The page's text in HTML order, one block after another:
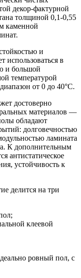
декор-фактурной
толщиной 0,1-0,55
каменной
и
использоваться в
и большой
температурой
от 0 до 40°С.
достоверно
материалов —
обладают
долговечностью
ламината
К дополнительным
антистатическое
устойчивость к
делится на три
клеевой
ровный пол, с